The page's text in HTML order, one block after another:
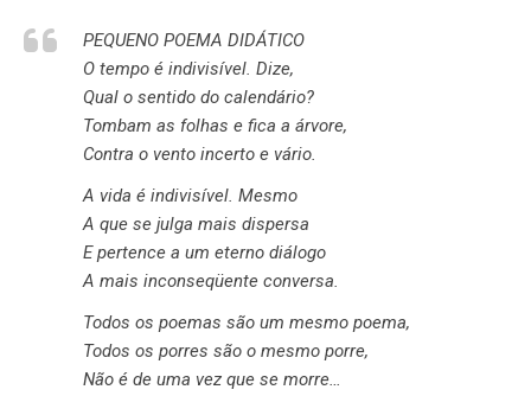
PEQUENO POEMA DIDÁTICO
O tempo é indivisível. Dize,
Qual o sentido do calendário?
Tombam as folhas e fica a árvore,
Contra o vento incerto e vário.
A vida é indivisível. Mesmo
A que se julga mais dispersa
E pertence a um eterno diálogo
A mais inconseqüente conversa.
Todos os poemas são um mesmo poema,
Todos os porres são o mesmo porre,
Não é de uma vez que se morre…